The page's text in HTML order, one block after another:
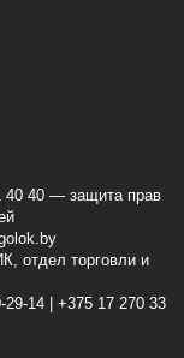
40 40 — защита прав
отдел торговли и
29-14 | +375 17 270 33